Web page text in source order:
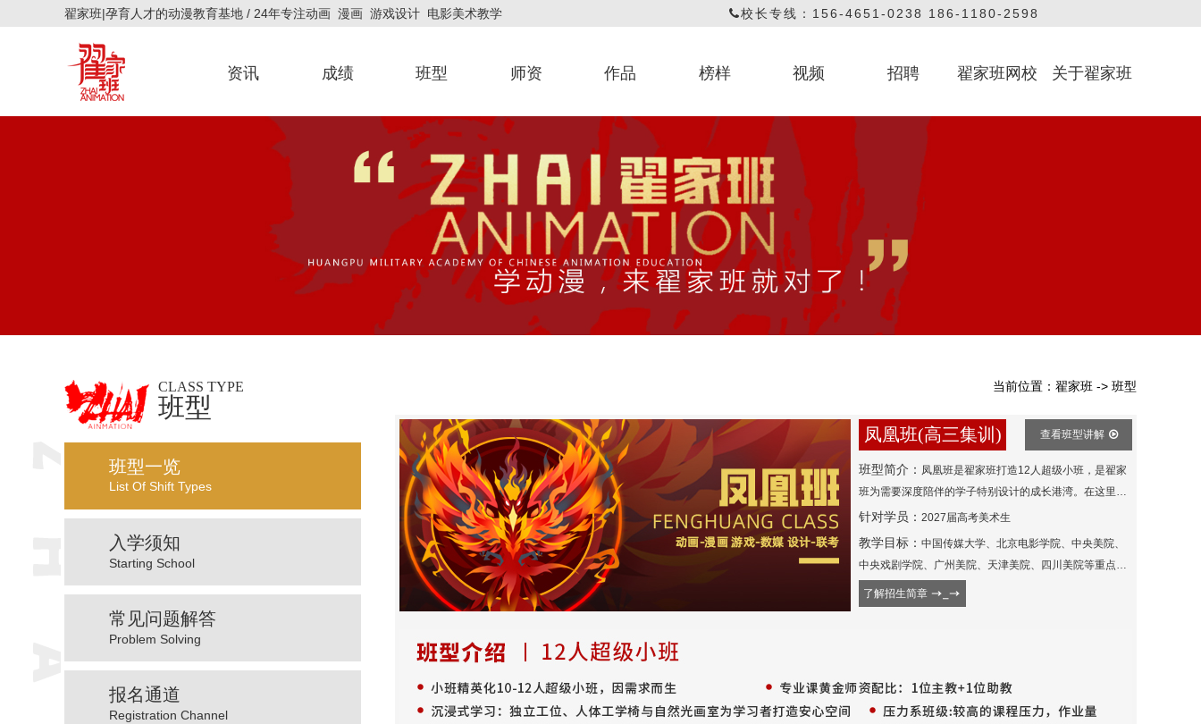
翟家班|孕育人才的动漫教育基地 / 24年专注动画 漫画 游戏设计 电影美术教学 校长专线：156-4651-0238 186-1180-2598
资讯 成绩 班型 师资
翟翌翚
动漫专业教师
作品
漫画作品
基础课程作品
网课评画作品
榜样 视频
依校艺考课堂
官方视频
动漫教学课堂
招聘 翟家班网校 关于翟家班
CLASS TYPE
班型
班型一览
List Of Shift Types
入学须知
Starting School
常见问题解答
Problem Solving
报名通道
Registration Channel
当前位置： 翟家班 -> 班型
凤凰班(高三集训) 查看班型讲解
班型简介： 凤凰班是翟家班打造12人超级小班，是翟家
班为需要深度陪伴的学子特别设计的成长港湾。在这里，
始终以“配合每个学生的节奏”为准则--人均指导时长是常规
班级的2倍，老师的身影始终围绕在每位学员身边。真正
住”。这里不做「最好」，只做「最合适」，只有因需求而
生的选择--若你偏爱安静作画、渴望更多师生对话的温暖
针对学员： 2027届高考美术生
教学目标： 中国传媒大学、北京电影学院、中央美院、
中央戏剧学院、广州美院、天津美院、四川美院等重点名
校
了解招生简章